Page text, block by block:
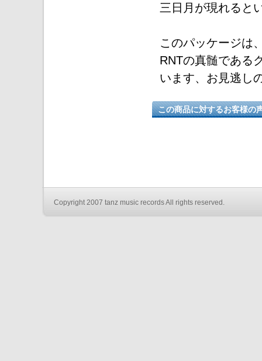
三日月が現れると
このパッケージは
RNTの真髄である
います、お見逃し
この商品に対するお客様の
Copyright 2007 tanz music records All rights reserved.